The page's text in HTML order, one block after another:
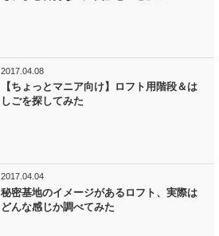
2017.04.08
【ちょっとマニア向け】ロフト用階段＆は
しごを探してみた
2017.04.04
秘密基地のイメージがあるロフト、実際は
どんな感じか調べてみた